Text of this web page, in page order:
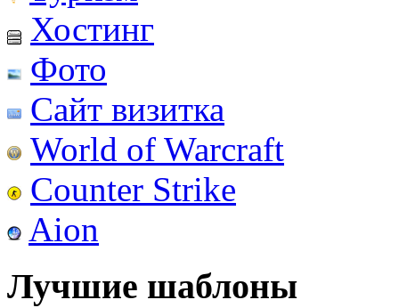
Хостинг
Фото
Сайт визитка
World of Warcraft
Counter Strike
Aion
Лучшие шаблоны